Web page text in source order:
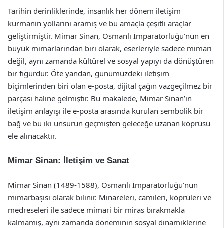
Tarihin derinliklerinde, insanlık her dönem iletişim
kurmanın yollarını aramış ve bu amaçla çeşitli araçlar
geliştirmiştir. Mimar Sinan, Osmanlı İmparatorluğu’nun en
büyük mimarlarından biri olarak, eserleriyle sadece mimari
değil, aynı zamanda kültürel ve sosyal yapıyı da dönüştüren
bir figürdür. Öte yandan, günümüzdeki iletişim
biçimlerinden biri olan e-posta, dijital çağın vazgeçilmez bir
parçası haline gelmiştir. Bu makalede, Mimar Sinan’ın
iletişim anlayışı ile e-posta arasında kurulan sembolik bir
bağ ve bu iki unsurun geçmişten geleceğe uzanan köprüsü
ele alınacaktır.
Mimar Sinan: İletişim ve Sanat
Mimar Sinan (1489-1588), Osmanlı İmparatorluğu’nun
mimarbaşısı olarak bilinir. Minareleri, camileri, köprüleri ve
medreseleri ile sadece mimari bir miras bırakmakla
kalmamış, aynı zamanda döneminin sosyal dinamiklerine